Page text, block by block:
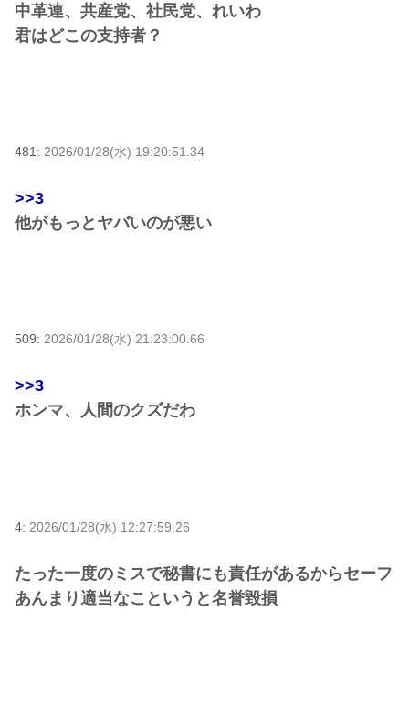
中革連、共産党、社民党、れいわ
君はどこの支持者？
481: 2026/01/28(水) 19:20:51.34
>>3
他がもっとヤバいのが悪い
509: 2026/01/28(水) 21:23:00.66
>>3
ホンマ、人間のクズだわ
4: 2026/01/28(水) 12:27:59.26
たった一度のミスで秘書にも責任があるからセーフ
あんまり適当なこというと名誉毀損